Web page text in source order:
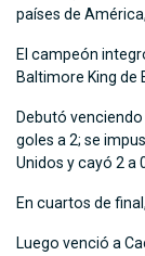
países de
El campeón
Baltimore King de
Debutó venciendo
goles a 2; se
Unidos y cayó 2 a
En cuartos de
Luego venció a